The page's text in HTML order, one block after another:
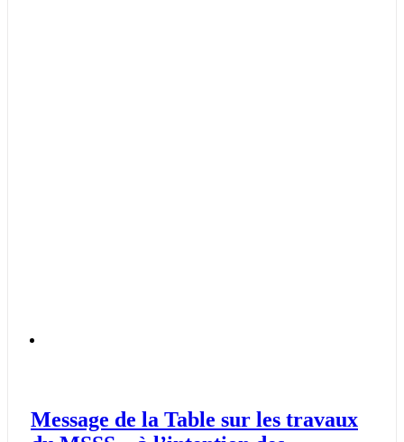
Message de la Table sur les travaux